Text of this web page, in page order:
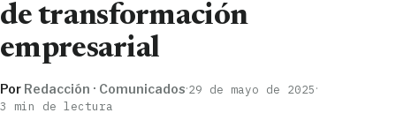
de transformación
empresarial
Por Redacción · Comunicados·29 de mayo de 2025·
3 min de lectura